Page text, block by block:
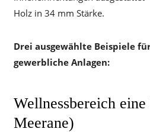
Holz in 34 mm Stärke.
Drei ausgewählte Beispiele
gewerbliche Anlagen:
Wellnessbereich
Meerane)